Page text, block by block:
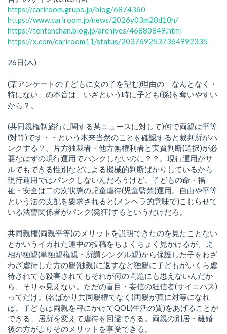
https://cariroom.grupo.jp/blog/6874360
https://www.cariroom.jp/news/2026y03m28d10h/
https://tentenchan.blog.jp/archives/46880849.html
https://x.com/cariroom11/status/2037692537364992335
26日(木)
(某アンケートの子どもに女の子を望む)理由の「なんとなく・
特にない」の本音は、いざという時に子ども(孫)を奪いやすい
から？。
(共同親権制施行に関する某ニュースに対して)何で両親は平等
(対等)です・・という本来当然のことを確認すると裁判所がパ
ンクする？。片方独裁者・他方無権利者と実質判断(選択)が必
要なはずの現行運用でパンクしないのに？？。現行運用がサ
ルでもできる性別などによる機械的判断ばかりしているから
現行運用ではパンクしないんだろうけど、子どもの命・福
祉・安全は二の次状態の児童虐待(児童監禁)運用。自由や平等
という法の支配を要求されると(メンヘラ的意味で)こじらせて
いる法曹関係者がパンク(発狂)するというだけだろ。
共同親権(両親平等)のメリットを説明できたのを見たことない
とかいうイカれた連中の投稿をちょくちょく見かけるが、児
相が独親(単独親権親・所謂シングル親)から保護した子をわざ
わざ虐待した方の親(独親)に返すなど独親に子どもがいくら虐
待されても殺害されてもそれが何の問題にも思えないんだか
ら、そりゃ見えない。ただの盲目・妄信の狂信者(サイコパス)
ってだけ。(名ばかり共同親権でなく)両親が真に対等になれ
ば、子どもは両親を秤にかけてQOL(生活の質)をあげることが
できる、居所を変えて虐待を回避できる。両親の別居・離婚
後の方がよりそのメリットを享受できる。